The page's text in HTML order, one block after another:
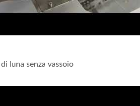
luna senza vassoio